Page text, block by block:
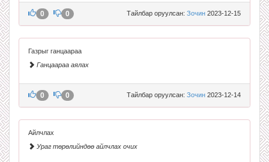
Тайлбар оруулсан: Зочин 2023-12-15
0 0
Газрыг ганцаараа
Ганцаараа аялах
Тайлбар оруулсан: Зочин 2023-12-14
0 0
Айлчлах
Ураг төрөлийндөө айлчлах очих